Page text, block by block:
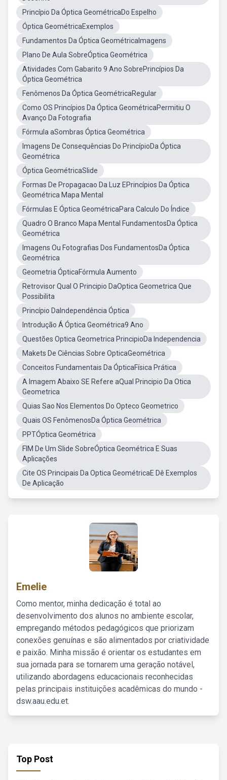
Princípio Da Óptica GeométricaDo Espelho
Óptica GeométricaExemplos
Fundamentos Da Óptica GeométricaImagens
Plano De Aula SobreÓptica Geométrica
Atividades Com Gabarito 9 Ano SobrePrincípios Da
Óptica Geométrica
Fenômenos Da Óptica GeométricaRegular
Como OS Princípios Da Óptica GeométricaPermitiu O
Avanço Da Fotografia
Fórmula aSombras Óptica Geométrica
Imagens De Consequências Do PrincípioDa Óptica
Geométrica
Óptica GeométricaSlide
Formas De Propagacao Da Luz EPrincípios Da Óptica
Geométrica Mapa Mental
Fórmulas E Óptica GeométricaPara Calculo Do Índice
Quadro O Branco Mapa Mental FundamentosDa Óptica
Geométrica
Imagens Ou Fotografias Dos FundamentosDa Óptica
Geométrica
Geometria ÓpticaFórmula Aumento
Retrovisor Qual O Principio DaOptica Geometrica Que
Possibilita
Princípio DaIndependência Óptica
Introdução Á Óptica Geométrica9 Ano
Questões Optica Geometrica PrincipioDa Independencia
Makets De Ciências Sobre OpticaGeométrica
Conceitos Fundamentais Da ÓpticaFísica Prática
A Imagem Abaixo SE Refere aQual Principio Da Otica
Geometrica
Quias Sao Nos Elementos Do Opteco Geometrico
Quais OS FenômenosDa Óptica Geométrica
PPTÓptica Geométrica
FIM De Um Slide SobreÓptica Geométrica E Suas
Aplicações
Cite OS Principais Da Optica GeométricaE Dê Exemplos
De Aplicação
Emelie
Como mentor, minha dedicação é total ao
desenvolvimento dos alunos no ambiente escolar,
empregando métodos pedagógicos que priorizam
conexões genuínas e são alimentados por criatividade
e paixão. Minha missão é orientar os estudantes em
sua jornada para se tornarem uma geração notável,
utilizando abordagens educacionais reconhecidas
pelas principais instituições acadêmicas do mundo -
dsw.aau.edu.et.
Top Post